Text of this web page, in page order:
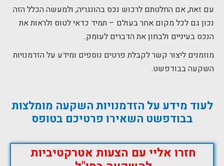
עם זאת, אם החלטתם לרכוש נכס בהונגריה, ולמעשה הכלל הזה
נכון גם לכל מקום אחר בעולם – תמיד כדאי לטוס ולראות את
הנכס בעיניים ולבחון את הדברים לעומק.
מוזמנים ליצור קשר לקבלת פרטים נוספים ומידע על הזדמנויות
השקעה בבודפשט.
לעוד מידע על הזדמנויות השקעה מומלצות
בבודפשט השאירו פרטיכם בטופס
חזרו אליי עם הצעות אטרקטיביות